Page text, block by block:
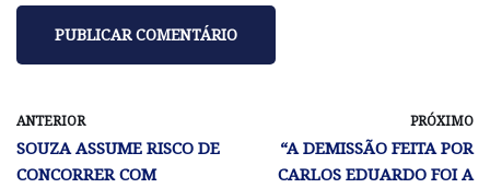
ANTERIOR
SOUZA ASSUME RISCO DE
CONCORRER COM
PRÓXIMO
“A DEMISSÃO FEITA POR
CARLOS EDUARDO FOI A